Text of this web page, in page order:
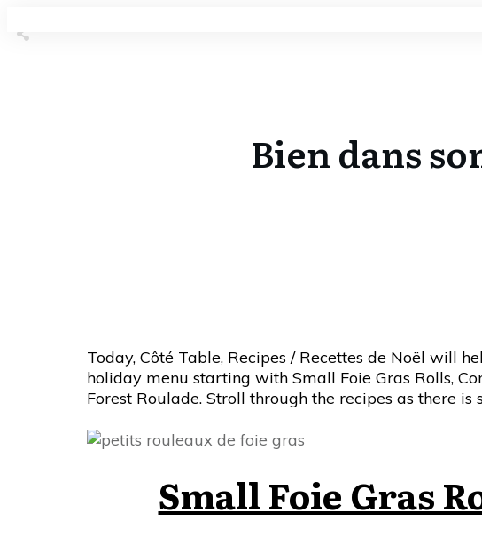
Bien dans
Today, Côté Table, Recipes / Recettes de Noël will
holiday menu starting with Small Foie Gras Rolls,
Forest Roulade. Stroll through the recipes as there is
Small Foie Gras